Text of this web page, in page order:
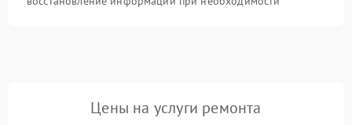
Цены на услуги ремонта